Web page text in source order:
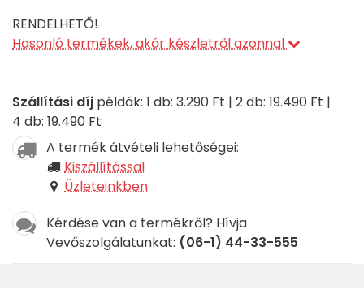
RENDELHETŐ!
Hasonló termékek, akár készletről azonnal
Szállítási díj példák: 1 db: 3.290 Ft | 2 db: 19.490 Ft |
4 db: 19.490 Ft
A termék átvételi lehetőségei:
Kiszállítással
Üzleteinkben
Kérdése van a termékről? Hívja
Vevőszolgálatunkat: (06-1) 44-33-555